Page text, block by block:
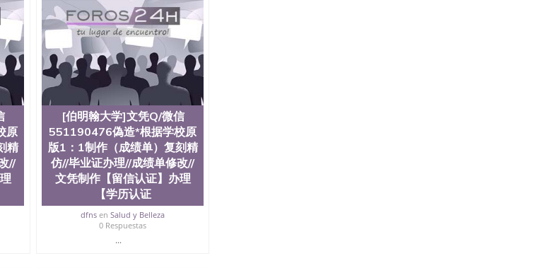
院排名在全美前十名，工学院排名在
学位。学校的专业课程包括：会计
乐、生物学、统计学、美术、电子工
筑设计、工商管理、材料科学、机械
、戏剧、市场营销、机械工程、计算
，确定客户办理信息，给出操作方
定金； 4、预约递交时间，公司人员陪
接邮寄给客户 6、客户确认收到结果，
寸大小，防伪结构（包括：水印，阴影
雕，激光镭射，紫外荧光，温感，复印
同时和海外学校留学中介， 同时能做
卡，结业证，录取通知书，在读证明
样版，尺寸大小，纸张材质，防伪技术
势： 我们在保证合理定价的同时，坚持
价比。 咨询顾问：Sam q/微
取通知书，雅思，留学回国证明.
认证、毕业证、成绩单、文凭、学历
原
精
//
[伯明翰大学]文凭Q/微信
551190476偽造*根据学校原
版1：1制作（成绩单）复刻精
仿//毕业证办理//成绩单修改//
文凭制作【留信认证】办理
【学历认证
dfns enSalud y Belleza
0 Respuestas
...